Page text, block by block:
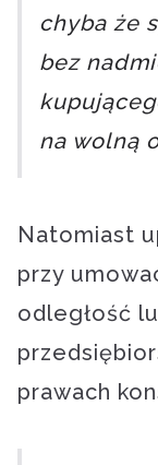
chyba że
bez
na wolną
Natomiast
przy
odległość
prawach